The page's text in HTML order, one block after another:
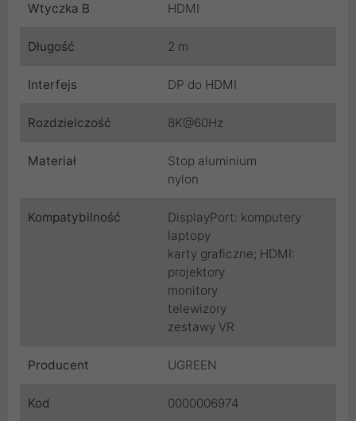
Wtyczka B HDMI
Długość 2 m
Interfejs DP do HDMI
Rozdzielczość 8K@60Hz
Materiał
Stop aluminium
nylon
Kompatybilność
DisplayPort: komputery
laptopy
karty graficzne; HDMI:
projektory
monitory
telewizory
zestawy VR
Producent UGREEN
Kod 0000006974